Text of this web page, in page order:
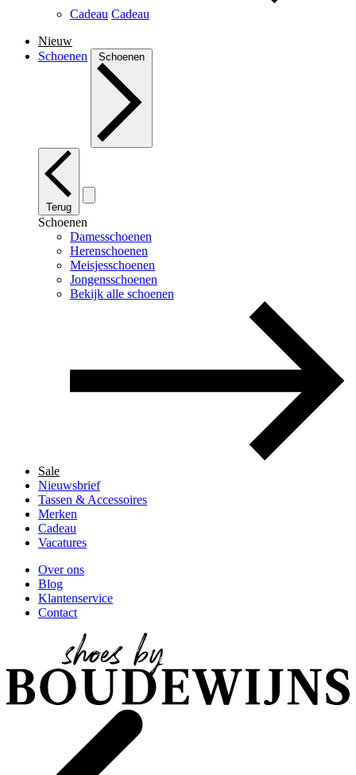
Cadeau Cadeau
Nieuw
Schoenen
Schoenen
Terug
Schoenen
Damesschoenen
Herenschoenen
Meisjesschoenen
Jongensschoenen
Bekijk alle schoenen
Sale
Nieuwsbrief
Tassen & Accessoires
Merken
Cadeau
Vacatures
Over ons
Blog
Klantenservice
Contact